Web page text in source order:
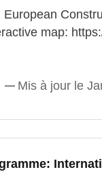
map:
Mis à jour le